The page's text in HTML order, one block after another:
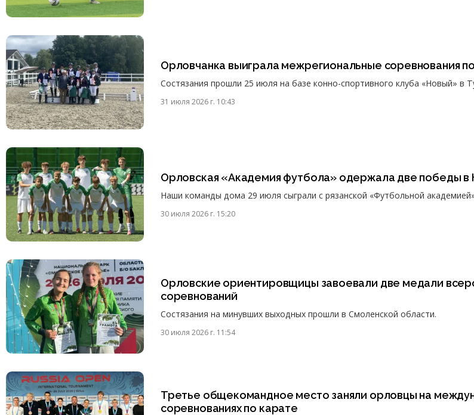
Орловчанка выиграла межрегиональные соревнования
Состязания прошли 25 июля на базе конно-спортивного клуба «Новый» в
31 июля 2026 г. 10:43
Орловская «Академия футбола» одержала две победы
Наши команды дома 29 июля сыграли с рязанской «Футбольной
30 июля 2026 г. 15:20
Орловские ориентировщицы завоевали две медали
соревнований
Состязания на минувших выходных прошли в Смоленской области.
30 июля 2026 г. 11:54
Третье общекомандное место заняли орловцы на
соревнованиях по карате